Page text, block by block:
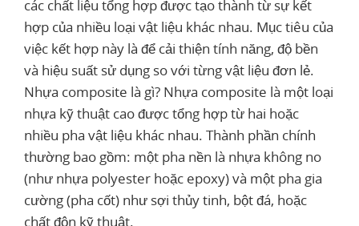
các chất liệu tổng hợp được tạo thành từ sự kết
hợp của nhiều loại vật liệu khác nhau. Mục tiêu của
việc kết hợp này là để cải thiện tính năng, độ bền
và hiệu suất sử dụng so với từng vật liệu đơn lẻ.
Nhựa composite là gì? Nhựa composite là một loại
nhựa kỹ thuật cao được tổng hợp từ hai hoặc
nhiều pha vật liệu khác nhau. Thành phần chính
thường bao gồm: một pha nền là nhựa không no
(như nhựa polyester hoặc epoxy) và một pha gia
cường (pha cốt) như sợi thủy tinh, bột đá, hoặc
chất độn kỹ thuật.